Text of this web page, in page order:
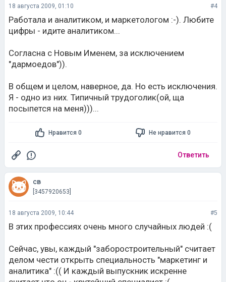
18 августа 2009, 01:10 #4
Работала и аналитиком, и маркетологом :-). Любите
цифры - идите аналитиком...
Согласна с Новым Именем, за исключением
"дармоедов")).
В общем и целом, наверное, да. Но есть исключения.
Я - одно из них. Типичный трудоголик(ой, ща
посыпется на меня)))...
Нравится 0 Не нравится 0
Ответить
св
[3457920653]
18 августа 2009, 10:44 #5
В этих профессиях очень много случайных людей :(
Сейчас, увы, каждый "заборостроительный" считает
делом чести открыть специальность "маркетинг и
аналитика" :(( И каждый выпускник искренне